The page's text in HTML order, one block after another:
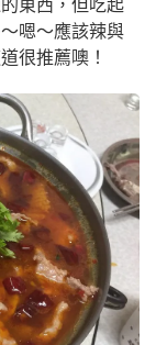
東西，但吃起
嗯～應該辣與
很推薦噢！